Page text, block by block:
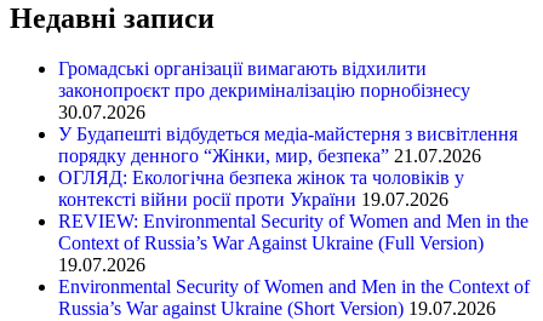
Недавні записи
Громадські організації вимагають відхилити
законопроєкт про декриміналізацію порнобізнесу
30.07.2026
У Будапешті відбудеться медіа-майстерня з висвітлення
порядку денного “Жінки, мир, безпека” 21.07.2026
ОГЛЯД: Екологічна безпека жінок та чоловіків у
контексті війни росії проти України 19.07.2026
REVIEW: Environmental Security of Women and Men in the
Context of Russia’s War Against Ukraine (Full Version)
19.07.2026
Environmental Security of Women and Men in the Context of
Russia’s War against Ukraine (Short Version) 19.07.2026